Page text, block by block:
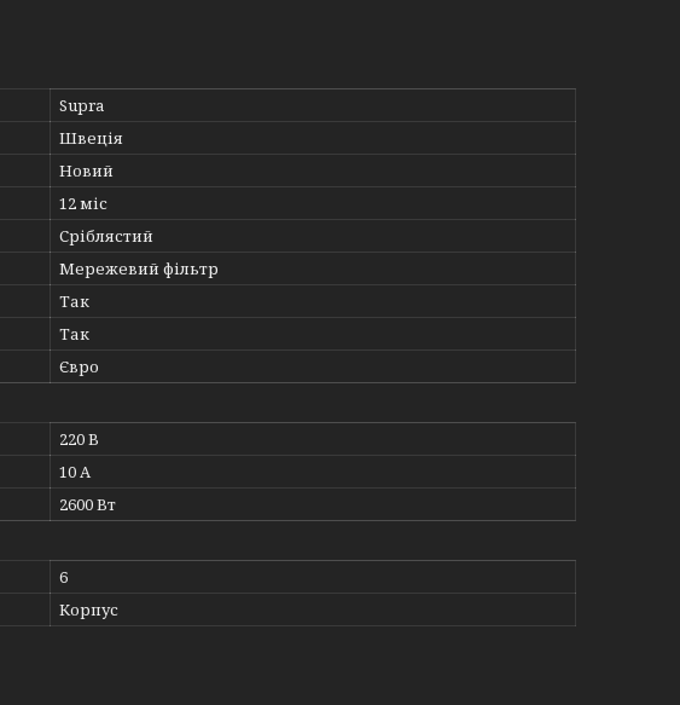
Supra
Швеція
Новий
12 міс
Сріблястий
Мережевий фільтр
Так
Так
Євро
220 В
10 А
2600 Вт
6
Корпус